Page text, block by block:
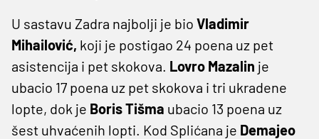
U sastavu Zadra najbolji je bio Vladimir
Mihailović, koji je postigao 24 poena uz pet
asistencija i pet skokova. Lovro Mazalin je
ubacio 17 poena uz pet skokova i tri ukradene
lopte, dok je Boris Tišma ubacio 13 poena uz
šest uhvaćenih lopti. Kod Splićana je Demajeo